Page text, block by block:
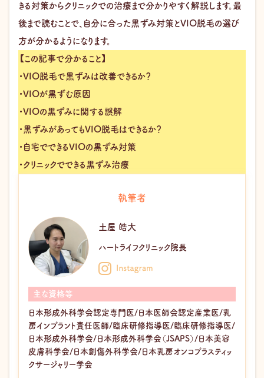
きる対策からクリニックでの治療まで分かりやすく解説します。最
後まで読むことで、自分に合った黒ずみ対策とVIO脱毛の選び
方が分かるようになります。
【この記事で分かること】
・VIO脱毛で黒ずみは改善できるか？
・VIOが黒ずむ原因
・VIOの黒ずみに関する誤解
・黒ずみがあってもVIO脱毛はできるか？
・自宅でできるVIOの黒ずみ対策
・クリニックでできる黒ずみ治療
執筆者
土屋 皓大
ハートライフクリニック院長
主な資格等
日本形成外科学会認定専門医/日本医師会認定産業医/乳
房インプラント責任医師/臨床研修指導医/臨床研修指導医/
日本形成外科学会/日本形成外科学会（JSAPS）/日本美容
皮膚科学会/日本創傷外科学会/日本乳房オンコプラスティッ
クサージャリー学会